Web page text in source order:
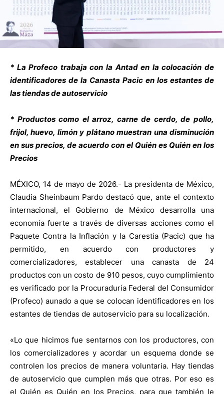
* La Profeco trabaja con la Antad en la colocación de
identificadores de la Canasta Pacic en los estantes de
las tiendas de autoservicio
* Productos como el arroz, carne de cerdo, de pollo,
frijol, huevo, limón y plátano muestran una disminución
en sus precios, de acuerdo con el Quién es Quién en los
Precios
MÉXICO, 14 de mayo de 2026.- La presidenta de México,
Claudia Sheinbaum Pardo destacó que, ante el contexto
internacional, el Gobierno de México desarrolla una
economía fuerte a través de diversas acciones como el
Paquete Contra la Inflación y la Carestía (Pacic) que ha
permitido, en acuerdo con productores y
comercializadores, establecer una canasta de 24
productos con un costo de 910 pesos, cuyo cumplimiento
es verificado por la Procuraduría Federal del Consumidor
(Profeco) aunado a que se colocan identificadores en los
estantes de tiendas de autoservicio para su localización.
«Lo que hicimos fue sentarnos con los productores, con
los comercializadores y acordar un esquema donde se
controlen los precios de manera voluntaria. Hay tiendas
de autoservicio que cumplen más que otras. Por eso es
el Quién es Quién en los Precios, para que también le